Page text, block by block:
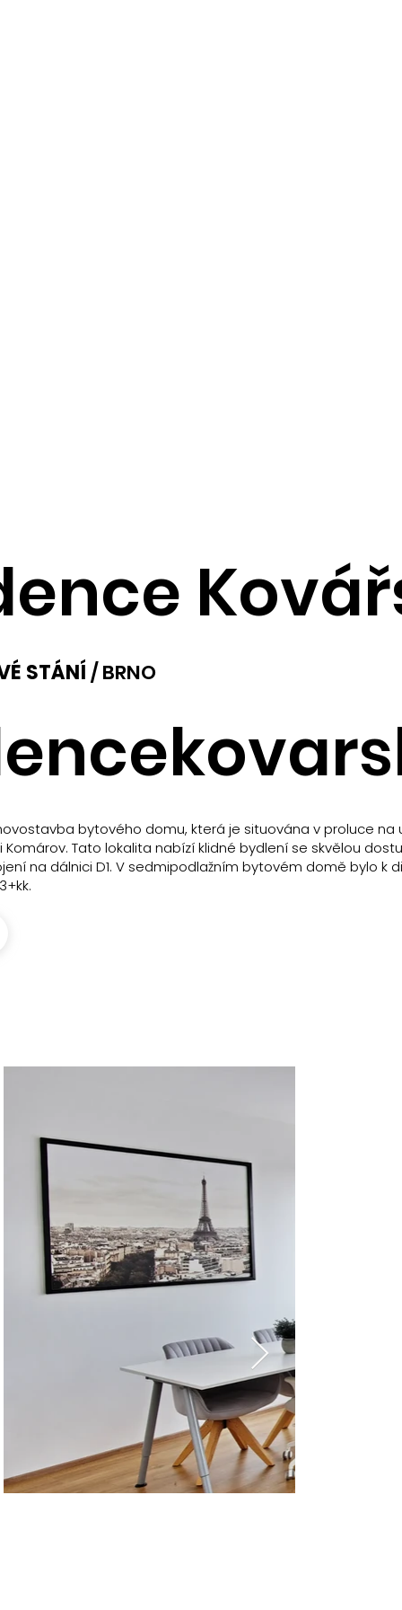
STÁNÍ/ BRNO
bytového domu, která je situována v proluce na
Tato lokalita nabízí klidné bydlení se skvělou
na dálnici D1. V sedmipodlažním bytovém domě bylo k